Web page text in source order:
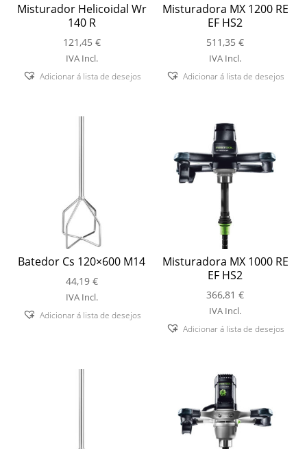
Misturador Helicoidal Wr
140 R
121,45 €
IVA Incl.
Adicionar á lista de desejos
Misturadora MX 1200 RE
EF HS2
511,35€
IVA Incl.
Adicionar á lista de desejos
Batedor Cs 120×600 M14
44,19 €
IVA Incl.
Adicionar á lista de desejos
Misturadora MX 1000 RE
EF HS2
366,81€
IVA Incl.
Adicionar á lista de desejos